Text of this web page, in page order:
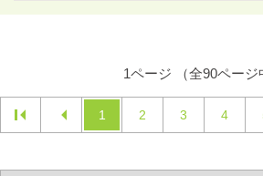
1ページ （全90ページ
1 2 3 4